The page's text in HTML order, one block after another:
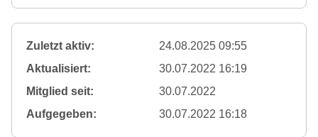
Zuletzt aktiv:
24.08.2025 09:55
Aktualisiert:
30.07.2022 16:19
Mitglied seit:
30.07.2022
Aufgegeben:
30.07.2022 16:18